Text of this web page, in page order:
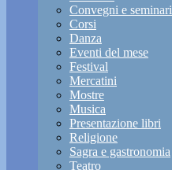
Convegni e seminari
Corsi
Danza
Eventi del mese
Festival
Mercatini
Mostre
Musica
Presentazione libri
Religione
Sagra e gastronomia
Teatro